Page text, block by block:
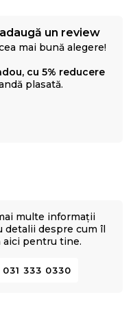
un review
mai bună alegere!
cu 5% reducere
plasată.
multe informații
detalii despre cum îl
pentru tine.
031 333 0330